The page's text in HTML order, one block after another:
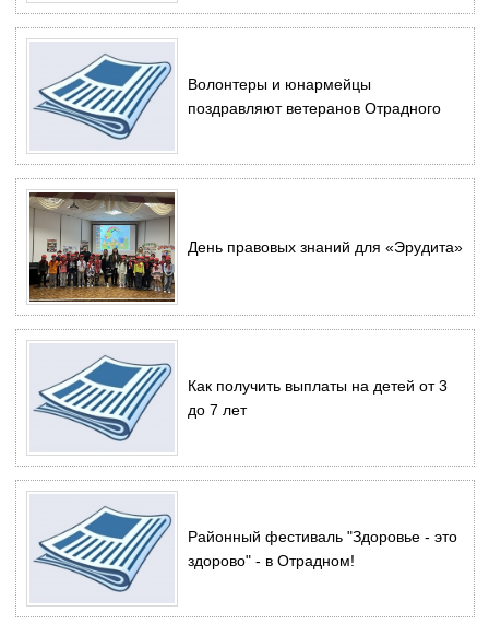
Волонтеры и юнармейцы
поздравляют ветеранов Отрадного
День правовых знаний для «Эрудита»
Как получить выплаты на детей от 3
до 7 лет
Районный фестиваль "Здоровье - это
здорово" - в Отрадном!